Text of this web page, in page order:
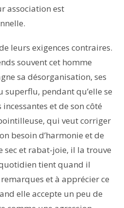
association est
leurs exigences contraires.
souvent cet homme
sa désorganisation, ses
superflu, pendant qu’elle se
et de son côté
qui veut corriger
besoin d’harmonie et de
sec et rabat-joie, il la trouve
tient quand il
et à apprécier ce
elle accepte un peu de